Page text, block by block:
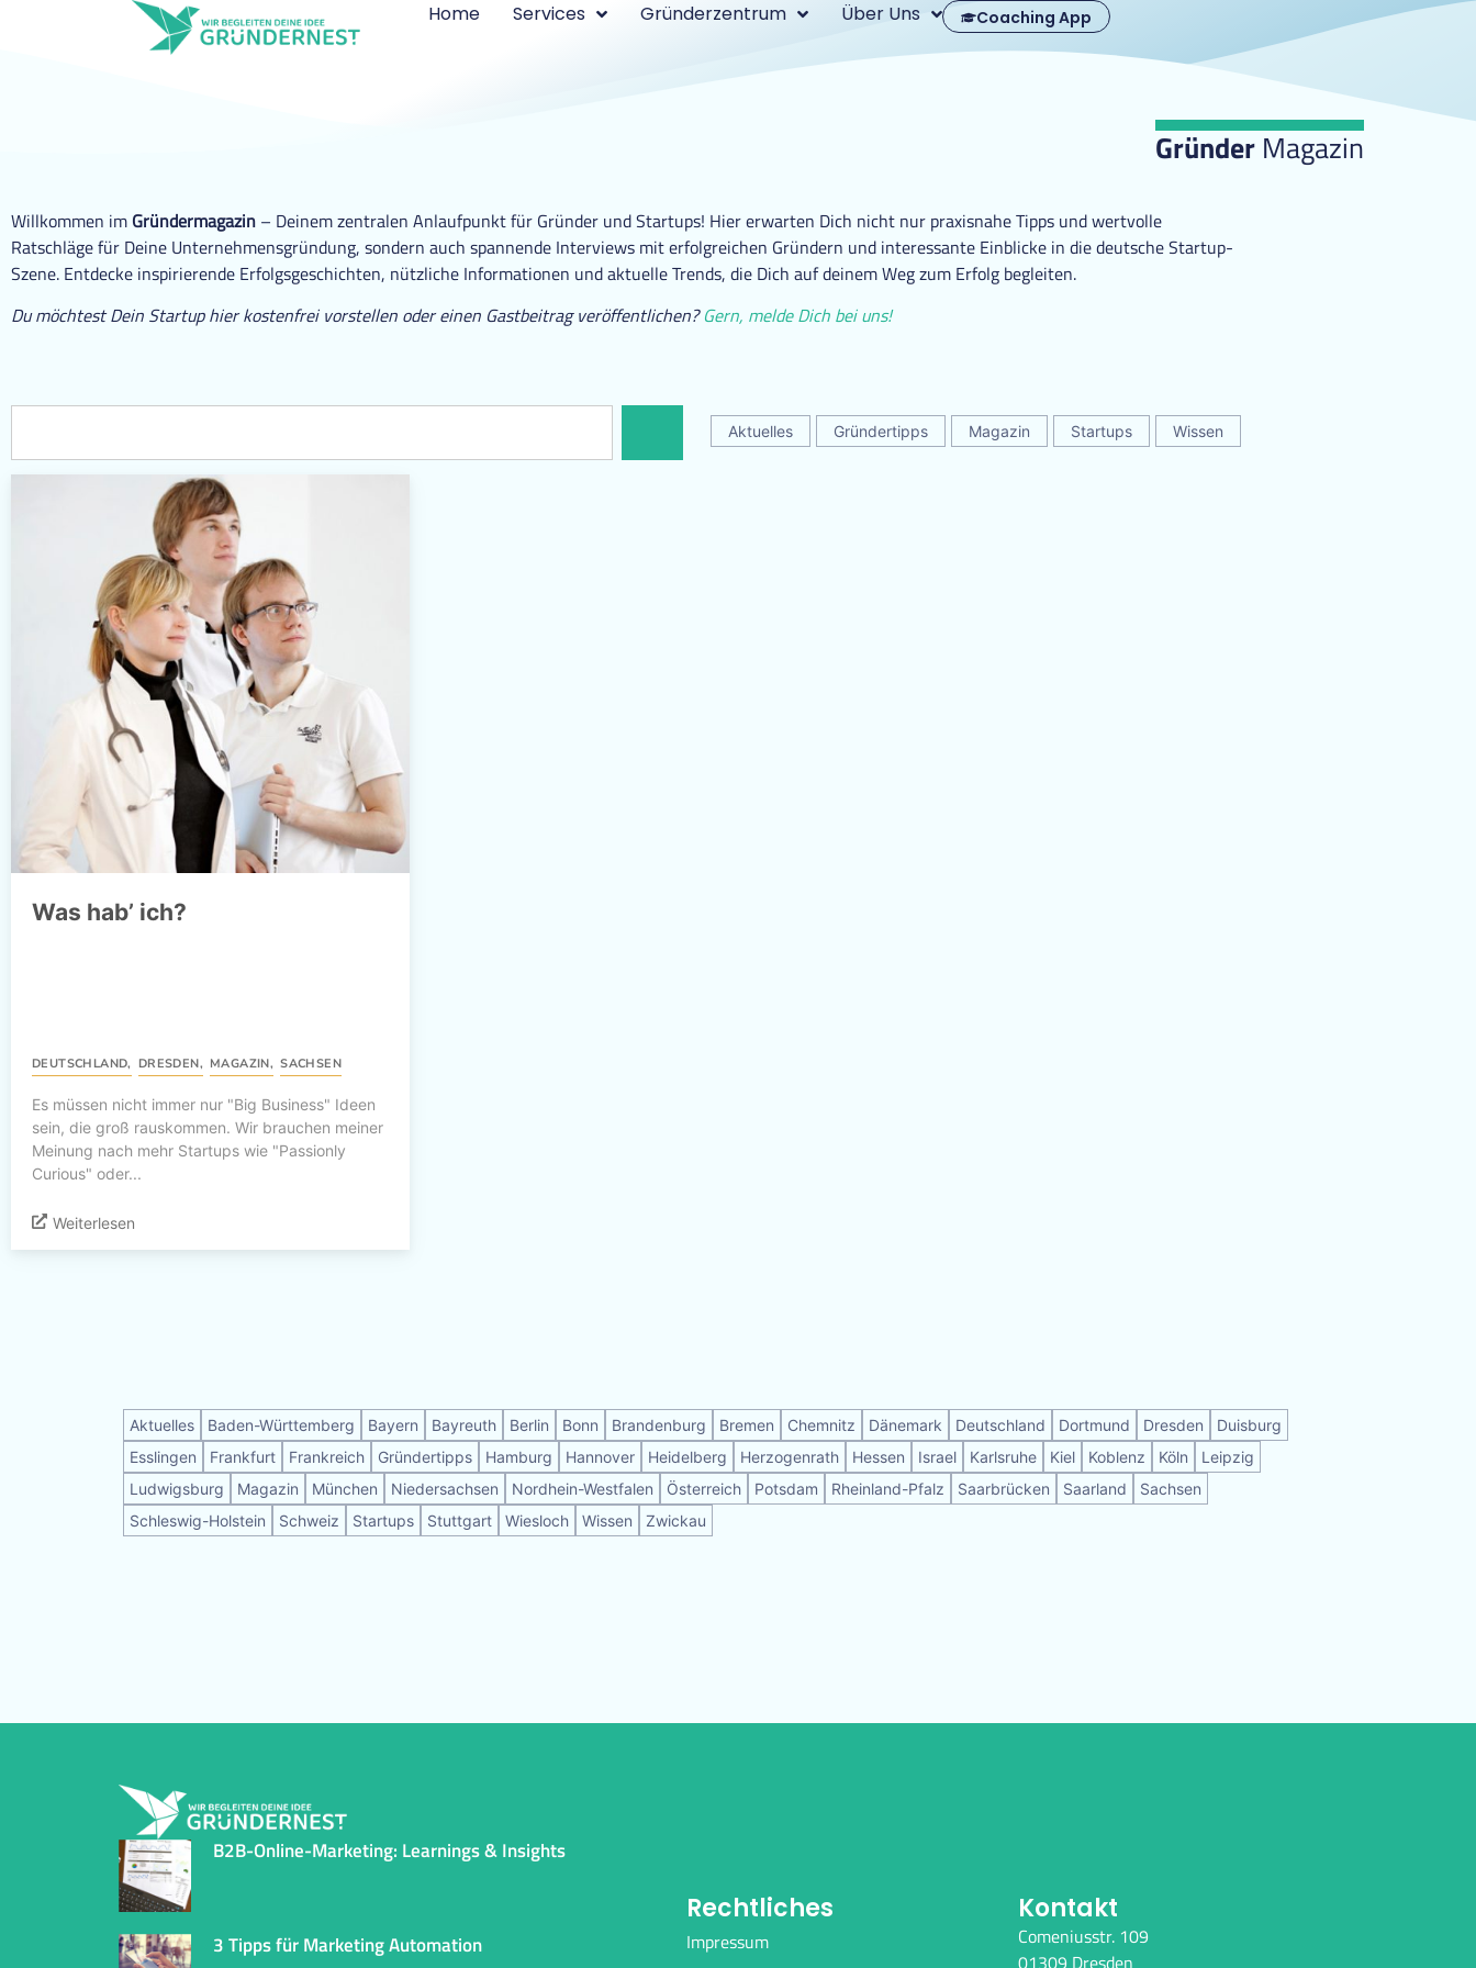
Home Services Gründerzentrum Über Uns Coaching App
Gründer Magazin
Willkommen im Gründermagazin – Deinem zentralen Anlaufpunkt für Gründer und Startups! Hier erwarten Dich nicht nur praxisnahe Tipps und wertvolle
Ratschläge für Deine Unternehmensgründung, sondern auch spannende Interviews mit erfolgreichen Gründern und interessante Einblicke in die deutsche Startup-
Szene. Entdecke inspirierende Erfolgsgeschichten, nützliche Informationen und aktuelle Trends, die Dich auf deinem Weg zum Erfolg begleiten.
Du möchtest Dein Startup hier kostenfrei vorstellen oder einen Gastbeitrag veröffentlichen?Gern, melde Dich bei uns!
Aktuelles Gründertipps Magazin Startups Wissen
Was hab’ ich?
DEUTSCHLAND, DRESDEN, MAGAZIN, SACHSEN
Es müssen nicht immer nur "Big Business" Ideen
sein, die groß rauskommen. Wir brauchen meiner
Meinung nach mehr Startups wie "Passionly
Curious" oder...
Weiterlesen
Aktuelles Baden-Württemberg Bayern Bayreuth Berlin Bonn Brandenburg Bremen Chemnitz Dänemark Deutschland Dortmund Dresden
Duisburg
Esslingen
Frankfurt Frankreich Gründertipps Hamburg Hannover Heidelberg Herzogenrath Hessen Israel Karlsruhe Kiel Koblenz Köln
Leipzig
Ludwigsburg
Magazin München Niedersachsen Nordhein-Westfalen Österreich Potsdam Rheinland-Pfalz Saarbrücken Saarland
Sachsen
Schleswig-Holstein
Schweiz Startups Stuttgart Wiesloch Wissen Zwickau
B2B-Online-Marketing: Learnings & Insights
3 Tipps für Marketing Automation
Rechtliches
Impressum
Kontakt
Comeniusstr. 109
01309 Dresden